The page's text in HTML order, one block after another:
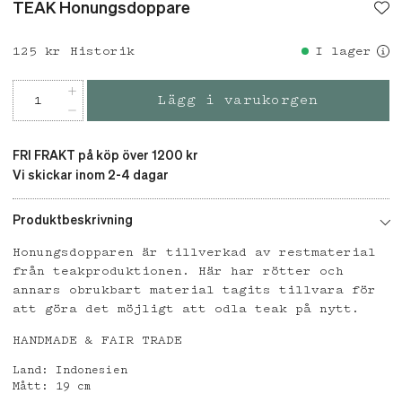
TEAK Honungsdoppare
Pris : 125 kr
125 kr Historik I lager
Lägg i varukorgen
FRI FRAKT på köp över 1200 kr
Vi skickar inom 2-4 dagar
Produktbeskrivning
Honungsdopparen är tillverkad av restmaterial
från teakproduktionen. Här har rötter och
annars obrukbart material tagits tillvara för
att göra det möjligt att odla teak på nytt.
HANDMADE & FAIR TRADE
Land: Indonesien
Mått: 19 cm